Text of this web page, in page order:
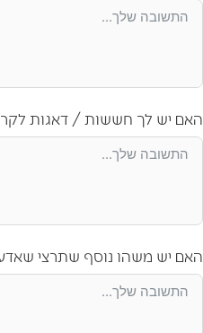
האם יש לך חששות / דאגות
האם יש משהו נוסף שתרצי